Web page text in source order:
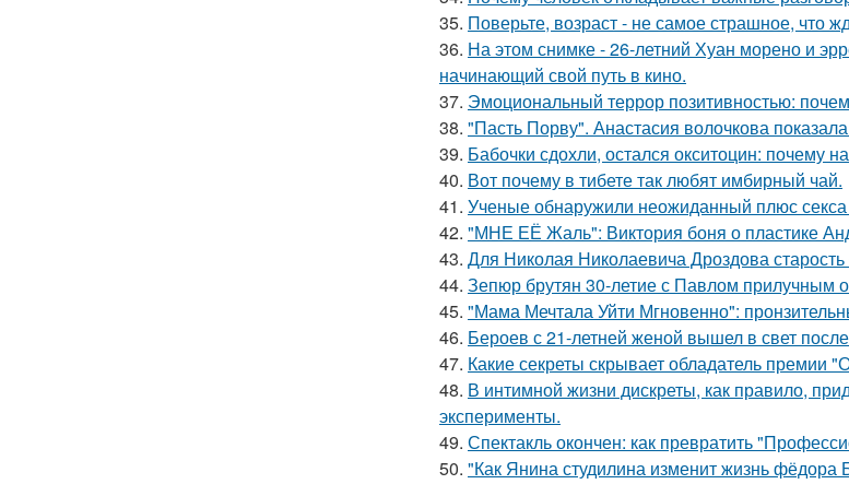
35. Поверьте, возраст - не самое страшное, что
36. На этом снимке - 26-летний Хуан морено и
начинающий свой путь в кино.
37. Эмоциональный террор позитивностью:
38. "Пасть Порву". Анастасия волочкова
39. Бабочки сдохли, остался окситоцин: почему
40. Вот почему в тибете так любят имбирный чай.
41. Ученые обнаружили неожиданный плюс
42. "МНЕ ЕЁ Жаль": Виктория боня о пластике
43. Для Николая Николаевича Дроздова
44. Зепюр брутян 30-летие с Павлом прилучным
45. "Мама Мечтала Уйти Мгновенно":
46. Бероев с 21-летней женой вышел в свет
47. Какие секреты скрывает обладатель премии
48. В интимной жизни дискреты, как правило,
эксперименты.
49. Спектакль окончен: как превратить
50. "Как Янина студилина изменит жизнь фёдора